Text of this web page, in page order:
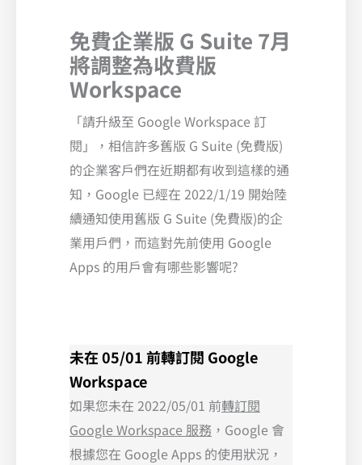
免費企業版 G Suite 7月
將調整為收費版
Workspace
「請升級至 Google Workspace 訂
閱」，相信許多舊版 G Suite (免費版)
的企業客戶們在近期都有收到這樣的通
知，Google 已經在 2022/1/19 開始陸
續通知使用舊版 G Suite (免費版)的企
業用戶們，而這對先前使用 Google
Apps 的用戶會有哪些影響呢?
未在 05/01 前轉訂閱 Google
Workspace
如果您未在 2022/05/01 前轉訂閱
Google Workspace 服務 ，Google 會
根據您在 Google Apps 的使用狀況，